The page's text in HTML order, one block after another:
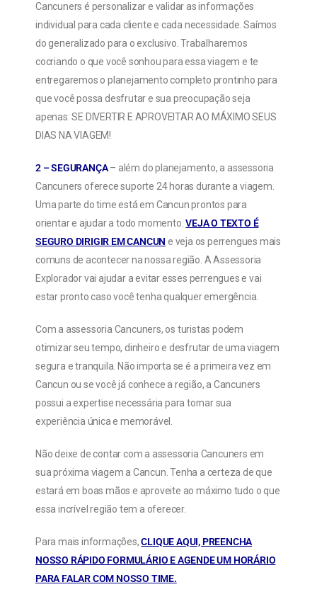
Cancuners é personalizar e validar as informações
individual para cada cliente e cada necessidade. Saímos
do generalizado para o exclusivo. Trabalharemos
cocriando o que você sonhou para essa viagem e te
entregaremos o planejamento completo prontinho para
que você possa desfrutar e sua preocupação seja
apenas: SE DIVERTIR E APROVEITAR AO MÁXIMO SEUS
DIAS NA VIAGEM!
2 – SEGURANÇA– além do planejamento, a assessoria
Cancuners oferece suporte 24 horas durante a viagem.
Uma parte do time está em Cancun prontos para
orientar e ajudar a todo momento.VEJA O TEXTO É
SEGURO DIRIGIR EM CANCUN e veja os perrengues mais
comuns de acontecer na nossa região. A Assessoria
Explorador vai ajudar a evitar esses perrengues e vai
estar pronto caso você tenha qualquer emergência.
Com a assessoria Cancuners, os turistas podem
otimizar seu tempo, dinheiro e desfrutar de uma viagem
segura e tranquila. Não importa se é a primeira vez em
Cancun ou se você já conhece a região, a Cancuners
possui a expertise necessária para tornar sua
experiência única e memorável.
Não deixe de contar com a assessoria Cancuners em
sua próxima viagem a Cancun. Tenha a certeza de que
estará em boas mãos e aproveite ao máximo tudo o que
essa incrível região tem a oferecer.
Para mais informações,CLIQUE AQUI, PREENCHA
NOSSO RÁPIDO FORMULÁRIO E AGENDE UM HORÁRIO
PARA FALAR COM NOSSO TIME.